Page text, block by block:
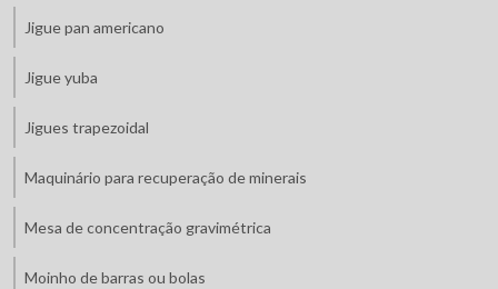
Jigue pan americano
Jigue yuba
Jigues trapezoidal
Maquinário para recuperação de minerais
Mesa de concentração gravimétrica
Moinho de barras ou bolas